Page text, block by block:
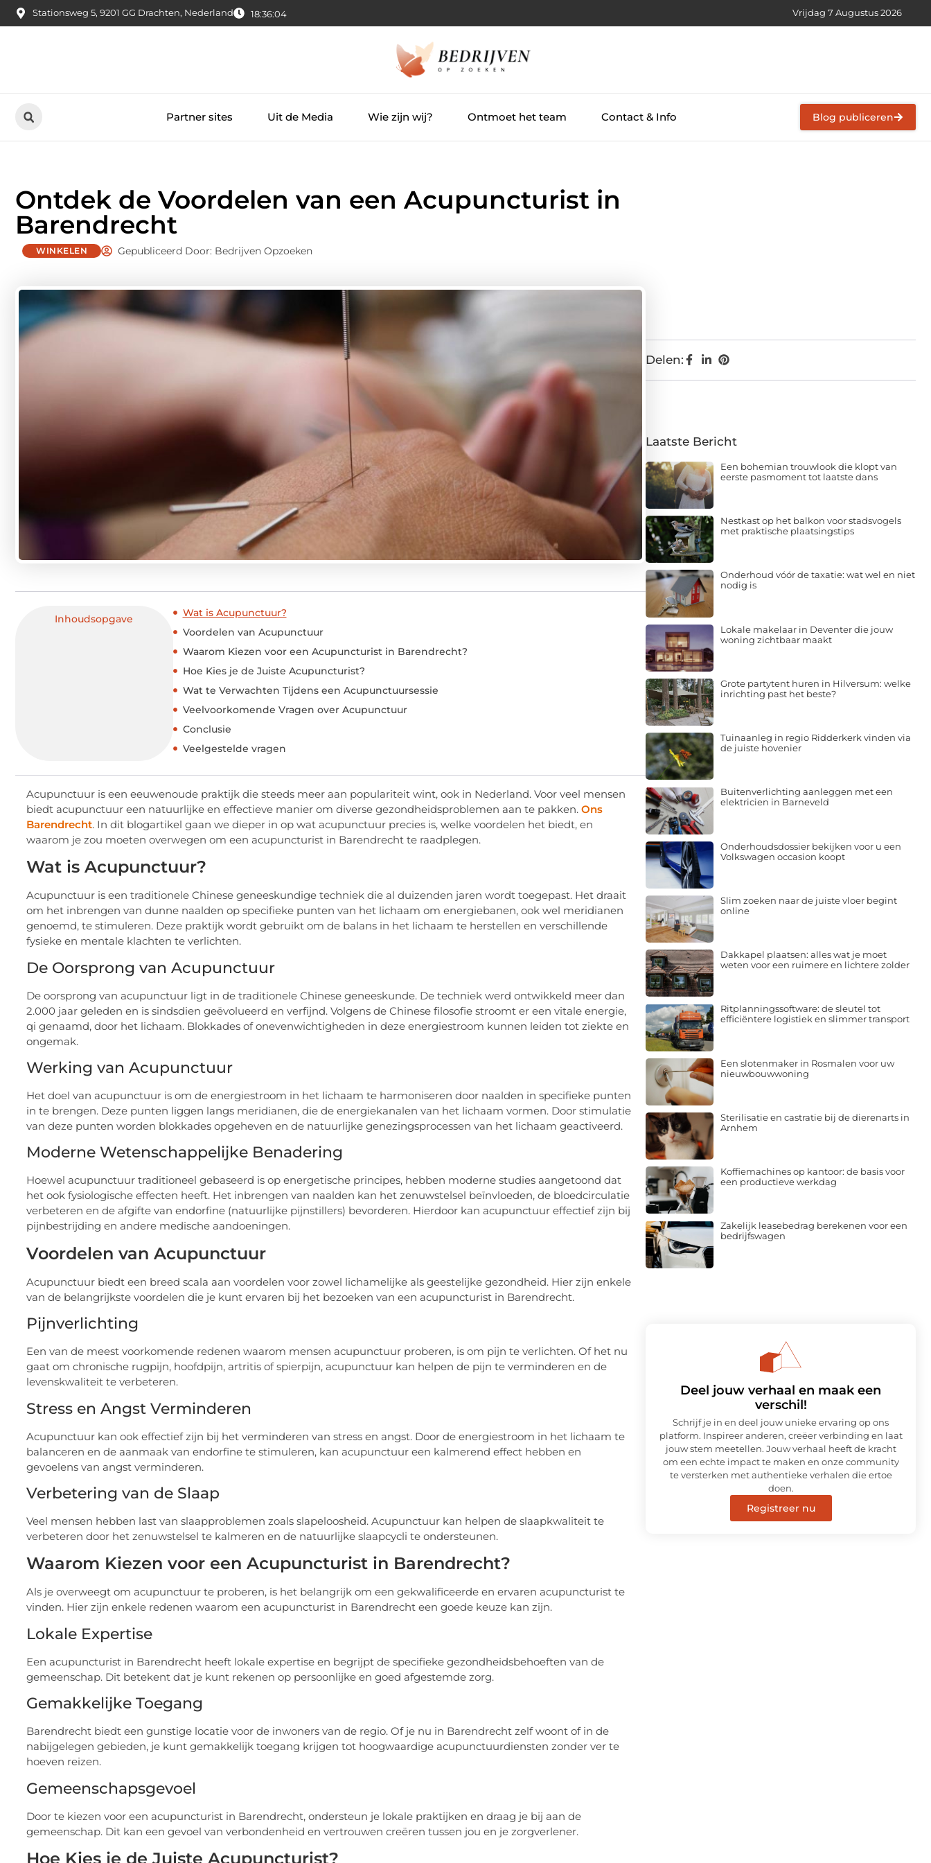
Stationsweg 5, 9201 GG Drachten, Nederland 18:36:05 Vrijdag 7 Augustus 2026
Partner sites Uit de Media Wie zijn wij? Ontmoet het team Contact & Info Blog publiceren
Ontdek de Voordelen van een Acupuncturist in
Barendrecht
WINKELEN Gepubliceerd Door: Bedrijven Opzoeken
Inhoudsopgave
Wat is Acupunctuur?
Voordelen van Acupunctuur
Waarom Kiezen voor een Acupuncturist in Barendrecht?
Hoe Kies je de Juiste Acupuncturist?
Wat te Verwachten Tijdens een Acupunctuursessie
Veelvoorkomende Vragen over Acupunctuur
Conclusie
Veelgestelde vragen
Acupunctuur is een eeuwenoude praktijk die steeds meer aan populariteit wint, ook in Nederland. Voor veel mensen
biedt acupunctuur een natuurlijke en effectieve manier om diverse gezondheidsproblemen aan te pakken. Ons
Barendrecht. In dit blogartikel gaan we dieper in op wat acupunctuur precies is, welke voordelen het biedt, en
waarom je zou moeten overwegen om een acupuncturist in Barendrecht te raadplegen.
Wat is Acupunctuur?
Acupunctuur is een traditionele Chinese geneeskundige techniek die al duizenden jaren wordt toegepast. Het draait
om het inbrengen van dunne naalden op specifieke punten van het lichaam om energiebanen, ook wel meridianen
genoemd, te stimuleren. Deze praktijk wordt gebruikt om de balans in het lichaam te herstellen en verschillende
fysieke en mentale klachten te verlichten.
De Oorsprong van Acupunctuur
De oorsprong van acupunctuur ligt in de traditionele Chinese geneeskunde. De techniek werd ontwikkeld meer dan
2.000 jaar geleden en is sindsdien geëvolueerd en verfijnd. Volgens de Chinese filosofie stroomt er een vitale energie,
qi genaamd, door het lichaam. Blokkades of onevenwichtigheden in deze energiestroom kunnen leiden tot ziekte en
ongemak.
Werking van Acupunctuur
Het doel van acupunctuur is om de energiestroom in het lichaam te harmoniseren door naalden in specifieke punten
in te brengen. Deze punten liggen langs meridianen, die de energiekanalen van het lichaam vormen. Door stimulatie
van deze punten worden blokkades opgeheven en de natuurlijke genezingsprocessen van het lichaam geactiveerd.
Moderne Wetenschappelijke Benadering
Hoewel acupunctuur traditioneel gebaseerd is op energetische principes, hebben moderne studies aangetoond dat
het ook fysiologische effecten heeft. Het inbrengen van naalden kan het zenuwstelsel beïnvloeden, de bloedcirculatie
verbeteren en de afgifte van endorfine (natuurlijke pijnstillers) bevorderen. Hierdoor kan acupunctuur effectief zijn bij
pijnbestrijding en andere medische aandoeningen.
Voordelen van Acupunctuur
Acupunctuur biedt een breed scala aan voordelen voor zowel lichamelijke als geestelijke gezondheid. Hier zijn enkele
van de belangrijkste voordelen die je kunt ervaren bij het bezoeken van een acupuncturist in Barendrecht.
Pijnverlichting
Een van de meest voorkomende redenen waarom mensen acupunctuur proberen, is om pijn te verlichten. Of het nu
gaat om chronische rugpijn, hoofdpijn, artritis of spierpijn, acupunctuur kan helpen de pijn te verminderen en de
levenskwaliteit te verbeteren.
Stress en Angst Verminderen
Acupunctuur kan ook effectief zijn bij het verminderen van stress en angst. Door de energiestroom in het lichaam te
balanceren en de aanmaak van endorfine te stimuleren, kan acupunctuur een kalmerend effect hebben en
gevoelens van angst verminderen.
Verbetering van de Slaap
Veel mensen hebben last van slaapproblemen zoals slapeloosheid. Acupunctuur kan helpen de slaapkwaliteit te
verbeteren door het zenuwstelsel te kalmeren en de natuurlijke slaapcycli te ondersteunen.
Waarom Kiezen voor een Acupuncturist in Barendrecht?
Als je overweegt om acupunctuur te proberen, is het belangrijk om een gekwalificeerde en ervaren acupuncturist te
vinden. Hier zijn enkele redenen waarom een acupuncturist in Barendrecht een goede keuze kan zijn.
Lokale Expertise
Een acupuncturist in Barendrecht heeft lokale expertise en begrijpt de specifieke gezondheidsbehoeften van de
gemeenschap. Dit betekent dat je kunt rekenen op persoonlijke en goed afgestemde zorg.
Gemakkelijke Toegang
Barendrecht biedt een gunstige locatie voor de inwoners van de regio. Of je nu in Barendrecht zelf woont of in de
nabijgelegen gebieden, je kunt gemakkelijk toegang krijgen tot hoogwaardige acupunctuurdiensten zonder ver te
hoeven reizen.
Gemeenschapsgevoel
Door te kiezen voor een acupuncturist in Barendrecht, ondersteun je lokale praktijken en draag je bij aan de
gemeenschap. Dit kan een gevoel van verbondenheid en vertrouwen creëren tussen jou en je zorgverlener.
Hoe Kies je de Juiste Acupuncturist?
Delen:
Laatste Bericht
Een bohemian trouwlook die klopt van
eerste pasmoment tot laatste dans
Nestkast op het balkon voor stadsvogels
met praktische plaatsingstips
Onderhoud vóór de taxatie: wat wel en niet
nodig is
Lokale makelaar in Deventer die jouw
woning zichtbaar maakt
Grote partytent huren in Hilversum: welke
inrichting past het beste?
Tuinaanleg in regio Ridderkerk vinden via
de juiste hovenier
Buitenverlichting aanleggen met een
elektricien in Barneveld
Onderhoudsdossier bekijken voor u een
Volkswagen occasion koopt
Slim zoeken naar de juiste vloer begint
online
Dakkapel plaatsen: alles wat je moet
weten voor een ruimere en lichtere zolder
Ritplanningssoftware: de sleutel tot
efficiëntere logistiek en slimmer transport
Een slotenmaker in Rosmalen voor uw
nieuwbouwwoning
Sterilisatie en castratie bij de dierenarts in
Arnhem
Koffiemachines op kantoor: de basis voor
een productieve werkdag
Zakelijk leasebedrag berekenen voor een
bedrijfswagen
Deel jouw verhaal en maak een
verschil!
Schrijf je in en deel jouw unieke ervaring op ons
platform. Inspireer anderen, creëer verbinding en laat
jouw stem meetellen. Jouw verhaal heeft de kracht
om een echte impact te maken en onze community
te versterken met authentieke verhalen die ertoe
doen.
Registreer nu